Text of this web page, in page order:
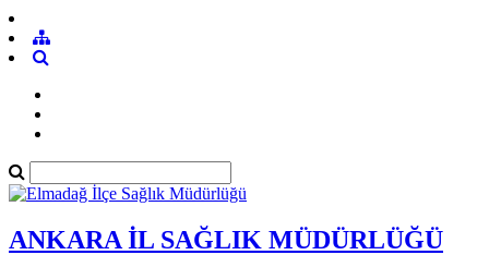
ANKARA İL SAĞLIK MÜDÜRLÜĞÜ